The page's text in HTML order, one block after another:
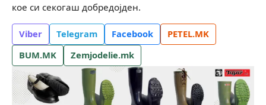
кое си секогаш добредојден.
Viber Telegram Facebook
PETEL.MK
BUM.MK
Zemjodelie.mk